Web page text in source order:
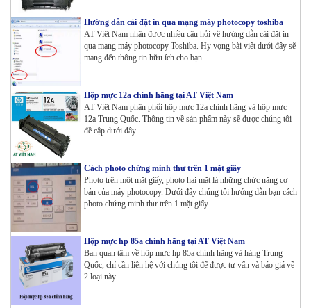
Hướng dẫn cài đặt in qua mạng máy photocopy toshiba
AT Việt Nam nhận được nhiều câu hỏi về hướng dẫn cài đặt in
qua mạng máy photocopy Toshiba. Hy vọng bài viết dưới đây sẽ
mang đến thông tin hữu ích cho bạn.
Hộp mực 12a chính hãng tại AT Việt Nam
AT Việt Nam phân phối hộp mực 12a chính hãng và hộp mực
12a Trung Quốc. Thông tin về sản phẩm này sẽ được chúng tôi
đề cập dưới đây
Cách photo chứng minh thư trên 1 mặt giấy
Photo trên một mặt giấy, photo hai mặt là những chức năng cơ
bản của máy photocopy. Dưới đây chúng tôi hướng dẫn bạn cách
photo chứng minh thư trên 1 mặt giấy
Hộp mực hp 85a chính hãng tại AT Việt Nam
Bạn quan tâm về hộp mực hp 85a chính hãng và hàng Trung
Quốc, chỉ cần liên hệ với chúng tôi để được tư vấn và báo giá về
2 loại này